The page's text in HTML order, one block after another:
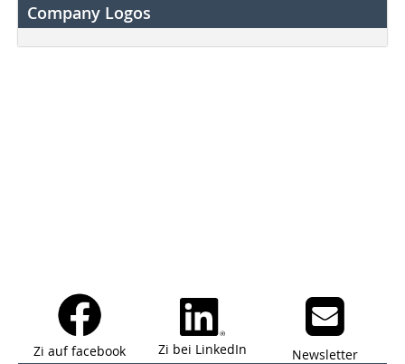
Company Logos
Zi auf facebook Zi bei LinkedIn Newsletter